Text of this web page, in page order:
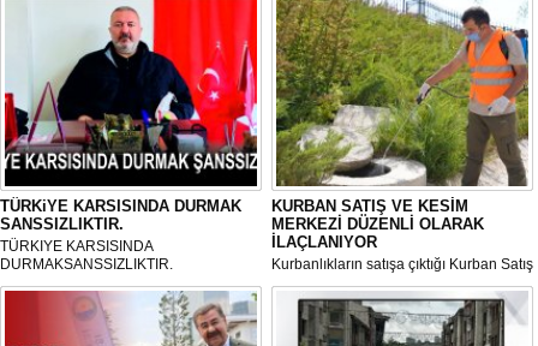
TÜRKiYE KARSISINDA DURMAK
SANSSIZLIKTIR.
TÜRKIYE KARSISINDA
DURMAKSANSSIZLIKTIR.
KURBAN SATIŞ VE KESİM
MERKEZİ DÜZENLİ OLARAK
İLAÇLANIYOR
Kurbanlıkların satışa çıktığı Kurban Satış
ve Kesim Merkezi, haşere ve
mikropların önüne geçilmesi amacıyla
her gün Gölbaşı Belediyesi ekipleri
tarafından düzenli olarak ilaçlanıyor.